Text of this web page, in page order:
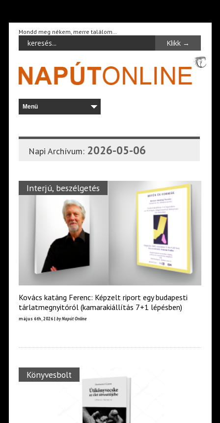
Mondd meg nékem, merre találom…
Napi Archívum: 2026-05-06
Interjú, beszélgetés
Kovács katáng Ferenc: Képzelt riport egy budapesti
tárlatmegnyitóról (kamarakiállítás 7+1 lépésben)
május 6th, 2026 | by Napút Online
Könyvesbolt